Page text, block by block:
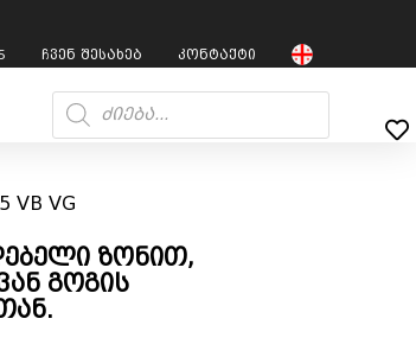
ჩვენ შესახებ კონტაქტი
VB VG
ზონით,
გოგის